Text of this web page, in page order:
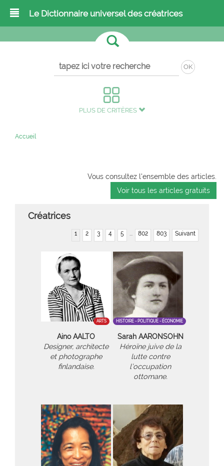
Le Dictionnaire universel des créatrices
OK
PLUS DE CRITÈRES
Accueil
Vous consultez l'ensemble des articles.
Voir tous les articles gratuits
Créatrices
1 2 3 4 5 ... 802 803 Suivant
ARTS
Aino AALTO
Designer, architecte
et photographe
finlandaise.
HISTOIRE - POLITIQUE - ÉCONOMIE
Sarah AARONSOHN
Héroïne juive de la
lutte contre
l’occupation
ottomane.